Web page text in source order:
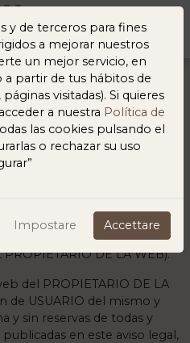
Fauna y
el uso y utilización del sitio
y Acción, con CIF/NIF
DE LA WEB).
del PROPIETARIO DE LA
de USUARIO del mismo y
y sin reservas de todas y
en este aviso legal,
y de terceros para fines
a mejorar nuestros
un mejor servicio, en
partir de tus hábitos de
visitadas). Si quieres
a nuestra Política de
las cookies pulsando el
o rechazar su uso
Impostare Accettare